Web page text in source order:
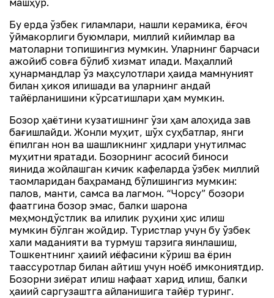
машҳур.
Бу ерда ўзбек гиламлари, нақшли керамика, ёғоч
ўймакорлиги буюмлари, миллий кийимлар ва
матоларни топишингиз мумкин. Уларнинг барчаси
ажойиб совға бўлиб хизмат қилади. Маҳаллий
ҳунармандлар ўз маҳсулотлари ҳақида мамнуният
билан ҳикоя қилишади ва уларнинг қандай
тайёрланишини кўрсатишлари ҳам мумкин.
Бозор ҳаётини кузатишнинг ўзи ҳам алоҳида завқ
бағишлайди. Жонли муҳит, шўх суҳбатлар, янги
ёпилган нон ва шашликнинг ҳидлари унутилмас
муҳитни яратади. Бозорнинг асосий биноси
яқинида жойлашган кичик кафеларда ўзбек миллий
таомларидан баҳраманд бўлишингиз мумкин:
палов, манти, самса ва лагмон. “Чорсу” бозори
фақатгина бозор эмас, балки шарқона
меҳмондўстлик ва илиқлик руҳини ҳис қилиш
мумкин бўлган жойдир. Туристлар учун бу ўзбек
халқи маданияти ва турмуш тарзига яқинлашиш,
Тошкентнинг ҳақиқий қиёфасини кўриш ва ёрқин
таассуротлар билан қайтиш учун ноёб имкониятдир.
Бозорни зиёрат қилиш нафақат харид қилиш, балки
ҳақиқий саргузаштга айланишига тайёр туринг.